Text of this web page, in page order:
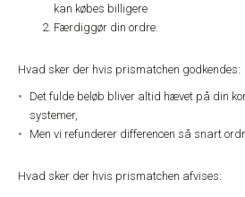
kan købes billigere
Færdiggør din ordre.
Hvad sker der hvis prismatchen godkendes:
Det fulde beløb bliver altid hævet på din
systemer,
Men vi refunderer differencen så snart
Hvad sker der hvis prismatchen afvises: